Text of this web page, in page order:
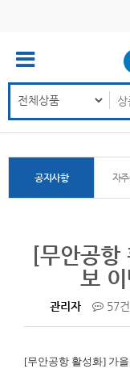
공지사항 자
[무안공항
보
관리자 57건
[무안공항 활성화] 가